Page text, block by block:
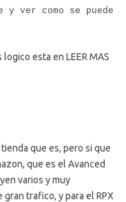
ver como se puede
esta en LEER MAS
que es, pero si que
que es el Avanced
varios y muy
trafico, y para el RPX